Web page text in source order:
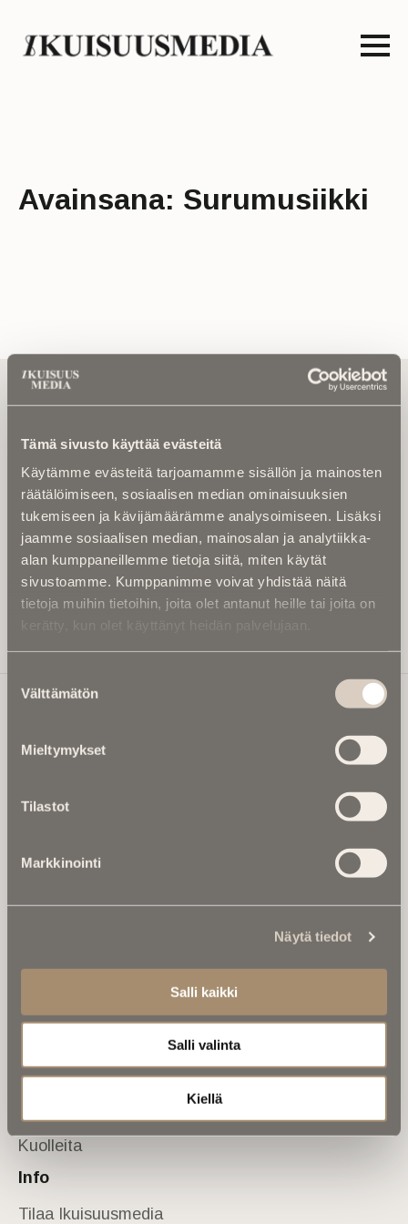
Tämä sivusto käyttää evästeitä
Käytämme evästeitä tarjoamamme sisällön ja mainosten
räätälöimiseen, sosiaalisen median ominaisuuksien
tukemiseen ja kävijämäärämme analysoimiseen. Lisäksi
jaamme sosiaalisen median, mainosalan ja analytiikka-
alan kumppaneillemme tietoja siitä, miten käytät
sivustoamme. Kumppanimme voivat yhdistää näitä
tietoja muihin tietoihin, joita olet antanut heille tai joita on
kerätty, kun olet käyttänyt heidän palvelujaan.
valinta
Välttämätön
Mieltymykset
Tilastot
Markkinointi
Näytä tiedot
Salli kaikki
Salli valinta
Kiellä
Avainsana: Surumusiikki
Tilaa uutiskirje - Pääset heti parhaiden
artikkelien pariin!
Kirjoita alle sähköpostiosoitteesi niin saat kaksi kertaa
etteivät kiinnostavat artikkelit jää huomaamatta.
Uutiskirje on maksuton eikä se velvoita mihinkään.
Kirjoita tähän sähköpostiosoite, johon haluat uutiskirjeen
tulevan:
Tilaa Uutiskirje
Ikuisuusmedia
valtakunnallinen mediabrändi. Julkaisemme uusimmat
kuolinuutiset ja kuolintiedot.
Anna palautetta
Muistokirjoituksia
Kuolema koskettaa
Asiantuntijoilta
Kuolleita
Info
Tilaa Ikuisuusmedia